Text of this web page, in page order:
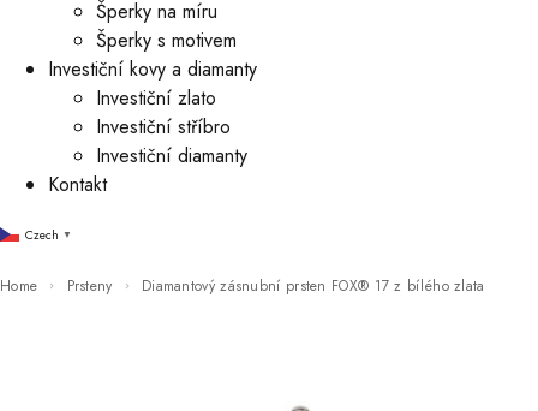
Šperky na míru
Šperky s motivem
Investiční kovy a diamanty
Investiční zlato
Investiční stříbro
Investiční diamanty
Kontakt
Czech ▼
Home Prsteny Diamantový zásnubní prsten FOX® 17 z bílého zlata